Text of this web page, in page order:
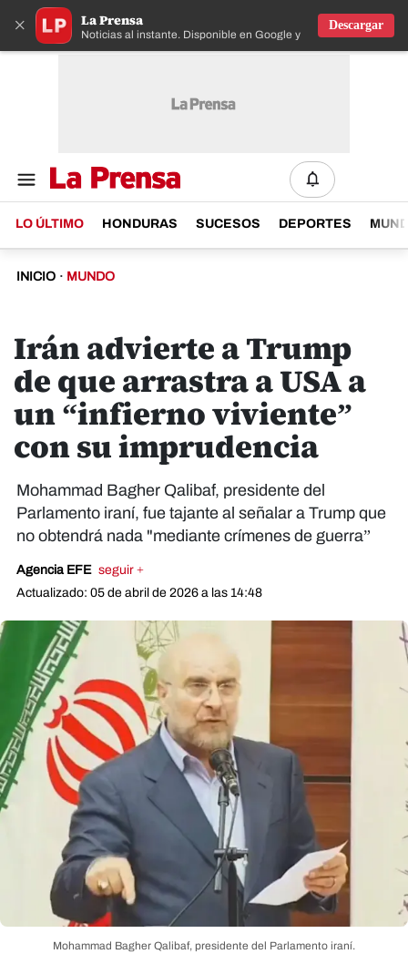
× La Prensa
Noticias al instante. Disponible en Google y IOS
Descargar
LO ÚLTIMO HONDURAS SUCESOS DEPORTES
INICIO · MUNDO
Irán advierte a Trump
de que arrastra a USA a
un “infierno viviente”
con su imprudencia
Mohammad Bagher Qalibaf, presidente del
Parlamento iraní, fue tajante al señalar a Trump que
no obtendrá nada "mediante crímenes de guerra”
Agencia EFE seguir +
Actualizado: 05 de abril de 2026 a las 14:48
Mohammad Bagher Qalibaf, presidente del Parlamento iraní.